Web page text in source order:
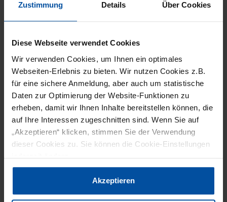
Zustimmung Details Über Cookies
Diese Webseite verwendet Cookies
Wir verwenden Cookies, um Ihnen ein optimales
Webseiten-Erlebnis zu bieten. Wir nutzen Cookies z.B.
für eine sichere Anmeldung, aber auch um statistische
Daten zur Optimierung der Website-Funktionen zu
erheben, damit wir Ihnen Inhalte bereitstellen können, die
auf Ihre Interessen zugeschnitten sind. Wenn Sie auf
„Akzeptieren“ klicken, stimmen Sie der Verwendung
dieser Cookies zu. Sie können die Cookie-Einstellungen
jederzeit ändern.
Datenschutzerklärung|Impressum
Akzeptieren
EVENTS NEWS AKTUELLE AUSGABE
17.03.2021
Digitalisierung als Win-win-Situation
Mit den wichtigen Zukunftsthemen
Digitalisierung und Industrie 4.0 befasste
sich am 2. März der Fokustag "Where food
meets IT" der Initiative
smartFoodTechnologyOWL. Rund 100